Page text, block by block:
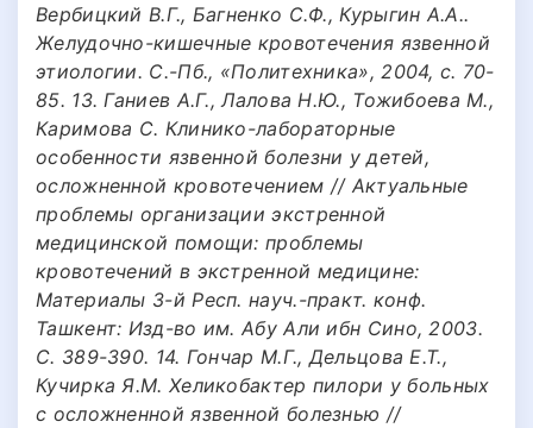
Вербицкий В.Г., Багненко С.Ф., Курыгин А.А..
Желудочно-кишечные кровотечения язвенной
этиологии. С.-Пб., «Политехника», 2004, с. 70-
85. 13. Ганиев А.Г., Лалова Н.Ю., Тожибоева М.,
Каримова С. Клинико-лабораторные
особенности язвенной болезни у детей,
осложненной кровотечением // Актуальные
проблемы организации экстренной
медицинской помощи: проблемы
кровотечений в экстренной медицине:
Материалы 3-й Респ. науч.-практ. конф.
Ташкент: Изд-во им. Абу Али ибн Сино, 2003.
С. 389-390. 14. Гончар М.Г., Дельцова Е.Т.,
Кучирка Я.М. Хеликобактер пилори у больных
с осложненной язвенной болезнью //